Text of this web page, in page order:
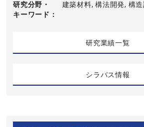
研究分野・
キーワード
建築材料, 構法開発, 構
研究業績一覧
シラバス情報